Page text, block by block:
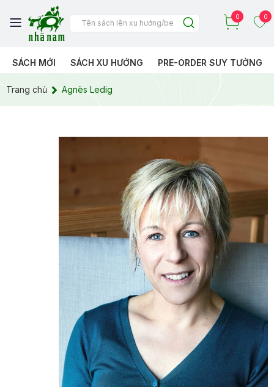
0 0
SÁCH MỚI SÁCH XU HƯỚNG PRE-ORDER SUY TƯỞNG
Trang chủ Agnès Ledig